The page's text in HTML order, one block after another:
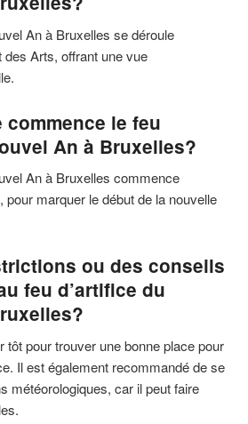
An à Bruxelles se déroule
Arts, offrant une vue
le feu
An à Bruxelles?
An à Bruxelles commence
pour marquer le début de la nouvelle
ou des conseils
feu d’artifice du
tôt pour trouver une bonne place pour
Il est également recommandé de se
météorologiques, car il peut faire